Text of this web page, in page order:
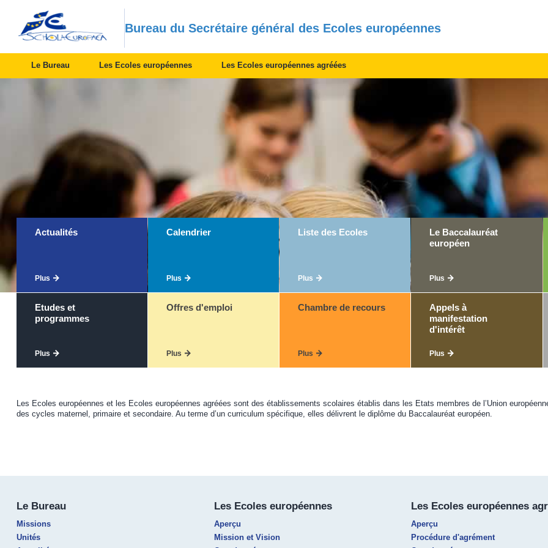
Bureau du Secrétaire général des Ecoles européennes
Le Bureau Les Ecoles européennes Les Ecoles européennes agréées
Actualités
Plus
Calendrier
Plus
Liste des Ecoles
Plus
Le Baccalauréat
européen
Plus
Etudes et
programmes
Plus
Offres d'emploi
Plus
Chambre de recours
Plus
Appels à
manifestation
d'intérêt
Plus
Les Ecoles européennes et les Ecoles européennes agréées sont des établissements scolaires établis dans les Etats membres de l’Union
des cycles maternel, primaire et secondaire. Au terme d’un curriculum spécifique, elles délivrent le diplôme du Baccalauréat européen.
Le Bureau
Missions
Unités
Les Ecoles européennes
Aperçu
Mission et Vision
Les Ecoles européennes
Aperçu
Procédure d'agrément